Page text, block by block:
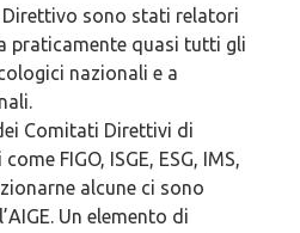
sono stati relatori
praticamente quasi tutti gli
nazionali e a
Comitati Direttivi di
FIGO, ISGE, ESG, IMS,
alcune ci sono
Un elemento di